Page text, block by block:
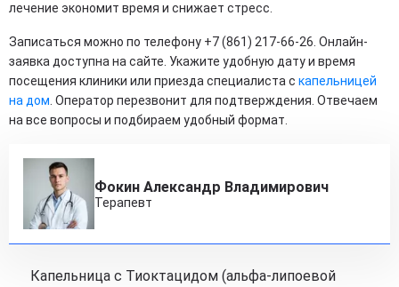
лечение экономит время и снижает стресс.
Записаться можно по телефону +7 (861) 217-66-26. Онлайн-
заявка доступна на сайте. Укажите удобную дату и время
посещения клиники или приезда специалиста с капельницей
на дом . Оператор перезвонит для подтверждения. Отвечаем
на все вопросы и подбираем удобный формат.
Фокин Александр Владимирович
Терапевт
Капельница с Тиоктацидом (альфа-липоевой